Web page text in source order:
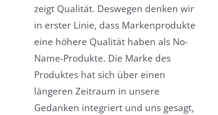
zeigt Qualität. Deswegen denken wir
in erster Linie, dass Markenprodukte
eine höhere Qualität haben als No-
Name-Produkte. Die Marke des
Produktes hat sich über einen
längeren Zeitraum in unsere
Gedanken integriert und uns gesagt,